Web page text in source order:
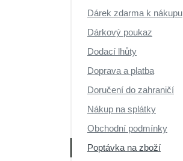
Dárek zdarma k nákupu
Dárkový poukaz
Dodací lhůty
Doprava a platba
Doručení do zahraničí
Nákup na splátky
Obchodní podmínky
Poptávka na zboží